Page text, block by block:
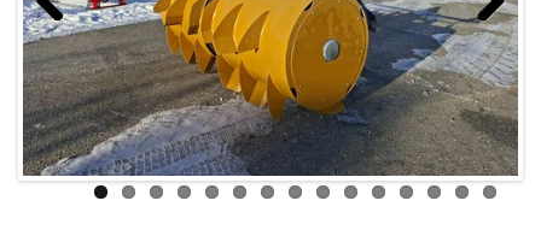
Previous Next